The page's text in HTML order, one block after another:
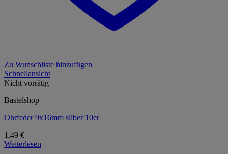
Zu Wunschliste hinzufügen
Schnellansicht
Nicht vorrätig
Bastelshop
Ohrfeder 9x16mm silber 10er
1,49 €
Weiterlesen